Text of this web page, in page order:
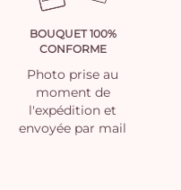
BOUQUET 100%
CONFORME
Photo prise au
moment de
l'expédition et
envoyée par mail